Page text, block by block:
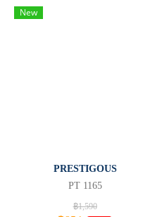
New
PRESTIGOUS
PT 1165
฿1,590